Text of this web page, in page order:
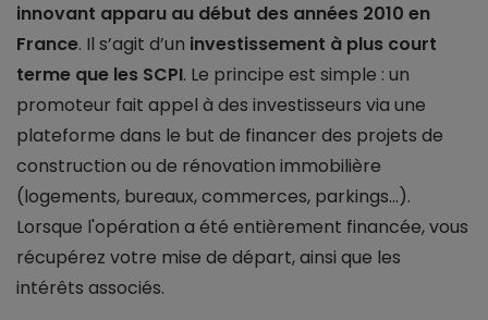
innovant apparu au début des années 2010 en
France. Il s’agit d’un investissement à plus court
terme que les SCPI. Le principe est simple : un
promoteur fait appel à des investisseurs via une
plateforme dans le but de financer des projets de
construction ou de rénovation immobilière
(logements, bureaux, commerces, parkings...).
Lorsque l'opération a été entièrement financée, vous
récupérez votre mise de départ, ainsi que les
intérêts associés.